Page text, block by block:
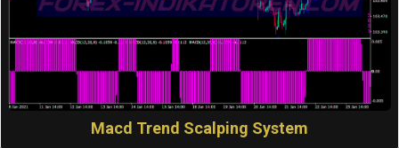
Macd Trend Scalping System